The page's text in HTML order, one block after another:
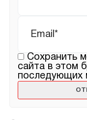
Сохранить
сайта в этом
последующих